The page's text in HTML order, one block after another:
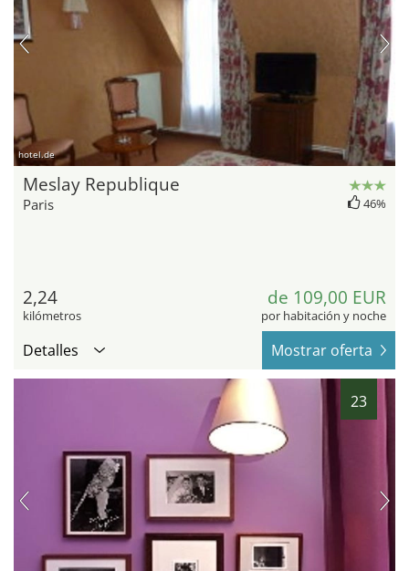
hotel.de
Meslay Republique
Paris 46%
2,24
kilómetros
de 109,00 EUR
por habitación y noche
Detalles Mostrar oferta
23